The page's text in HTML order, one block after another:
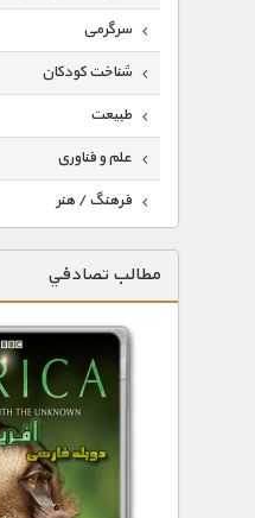
سرگرمی
شناخت کودکان
طبیعت
علم و فناوری
فرهنگ / هنر
گردشگری
ماورایی
مسابقات / ورزشی
مستند های اختصاصی
مطالب تصادفي